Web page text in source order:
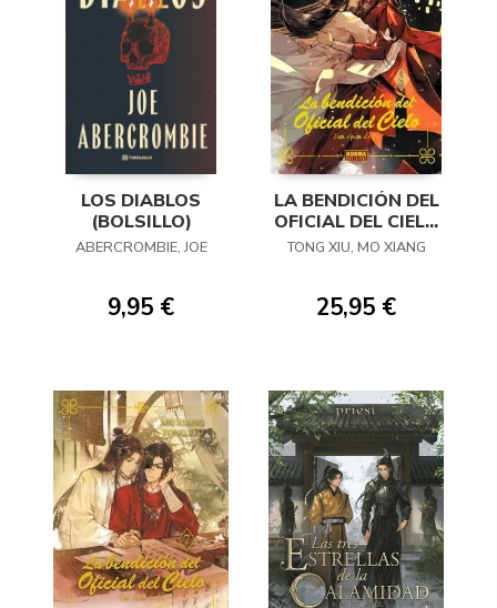
LOS DIABLOS
(BOLSILLO)
ABERCROMBIE, JOE
9,95 €
LA BENDICIÓN DEL
OFICIAL DEL CIELO
08 (NOVELA)
TONG XIU, MO XIANG
25,95 €